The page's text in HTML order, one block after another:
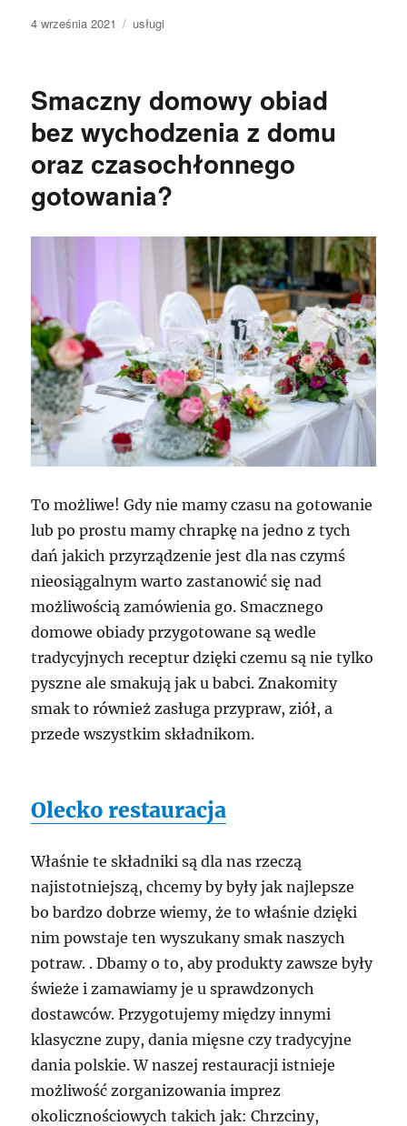
Data
4 września 2021 Kategorie
usługi
Smaczny domowy obiad
bez wychodzenia z domu
oraz czasochłonnego
gotowania?
To możliwe! Gdy nie mamy czasu na gotowanie
lub po prostu mamy chrapkę na jedno z tych
dań jakich przyrządzenie jest dla nas czymś
nieosiągalnym warto zastanowić się nad
możliwością zamówienia go. Smacznego
domowe obiady przygotowane są wedle
tradycyjnych receptur dzięki czemu są nie tylko
pyszne ale smakują jak u babci. Znakomity
smak to również zasługa przypraw, ziół, a
przede wszystkim składnikom.
Olecko restauracja
Właśnie te składniki są dla nas rzeczą
najistotniejszą, chcemy by były jak najlepsze
bo bardzo dobrze wiemy, że to właśnie dzięki
nim powstaje ten wyszukany smak naszych
potraw. . Dbamy o to, aby produkty zawsze były
świeże i zamawiamy je u sprawdzonych
dostawców. Przygotujemy między innymi
klasyczne zupy, dania mięsne czy tradycyjne
dania polskie. W naszej restauracji istnieje
możliwość zorganizowania imprez
okolicznościowych takich jak: Chrzciny,